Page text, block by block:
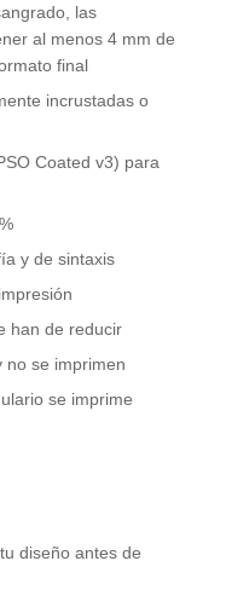
las
al menos 4 mm de
final
incrustadas o
Coated v3) para
y de sintaxis
han de reducir
no se imprimen
se imprime
diseño antes de